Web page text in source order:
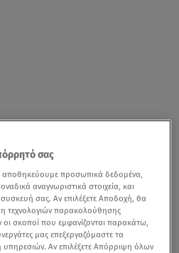
σας
αποθηκεύουμε προσωπικά δεδομένα,
αναγνωριστικά στοιχεία, και
σας. Αν επιλέξετε Αποδοχή, θα
τεχνολογιών παρακολούθησης
σκοποί που εμφανίζονται παρακάτω,
μας επεξεργαζόμαστε τα
Αν επιλέξετε Απόρριψη όλων